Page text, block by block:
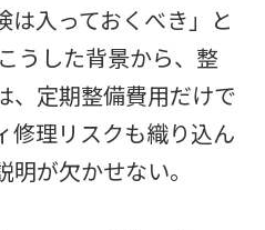
は入っておくべき」と
うした背景から、整
、定期整備費用だけで
修理リスクも織り込ん
が欠かせない。